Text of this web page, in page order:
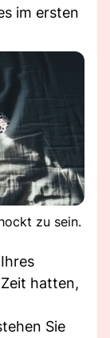
im ersten
zu sein.
hatten,
Sie